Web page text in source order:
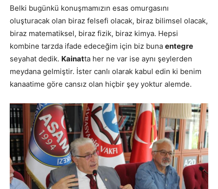
Belki bugünkü konuşmamızın esas omurgasını
oluşturacak olan biraz felsefi olacak, biraz bilimsel olacak,
biraz matematiksel, biraz fizik, biraz kimya. Hepsi
kombine tarzda ifade edeceğim için biz buna entegre
seyahat dedik. Kainatta her ne var ise aynı şeylerden
meydana gelmiştir. İster canlı olarak kabul edin ki benim
kanaatime göre cansız olan hiçbir şey yoktur alemde.